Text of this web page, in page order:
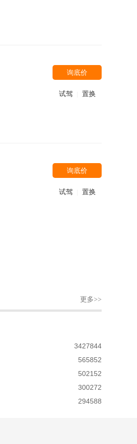
询底价
试驾 置换
询底价
试驾 置换
更多>>
3427844
565852
502152
300272
294588